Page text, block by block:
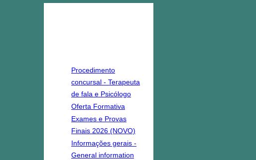
Procedimento
concursal - Terapeuta
de fala e Psicólogo
Oferta Formativa
Exames e Provas
Finais 2026 (NOVO)
Informações gerais -
General information